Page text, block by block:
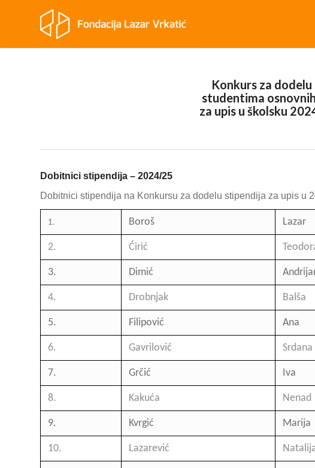
Konkurs za
studentima
za upis u školsku
Dobitnici stipendija – 2024/25
Dobitnici stipendija na Konkursu za dodelu stipendija za upis u
1. Boroš Lazar
2. Ćirić
3. Dimić
4. Drobnjak Balša
5. Filipović Ana
6. Gavrilović Srdana
7. Grčić Iva
8. Kakuća Nenad
9. Kvrgić Marija
10. Lazarević